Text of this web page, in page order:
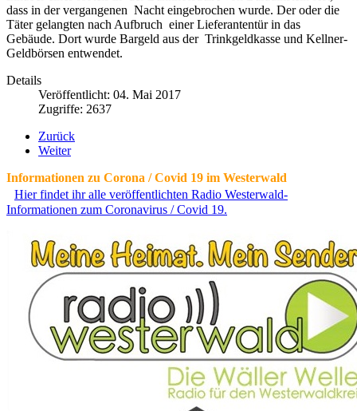
dass in der vergangenen Nacht eingebrochen wurde. Der oder die
Täter gelangten nach Aufbruch einer Lieferantentür in das
Gebäude. Dort wurde Bargeld aus der Trinkgeldkasse und Kellner-
Geldbörsen entwendet.
Details
Veröffentlicht: 04. Mai 2017
Zugriffe: 2637
Zurück
Weiter
Informationen zu Corona / Covid 19 im Westerwald
Hier findet ihr alle veröffentlichten Radio Westerwald-
Informationen zum Coronavirus / Covid 19.